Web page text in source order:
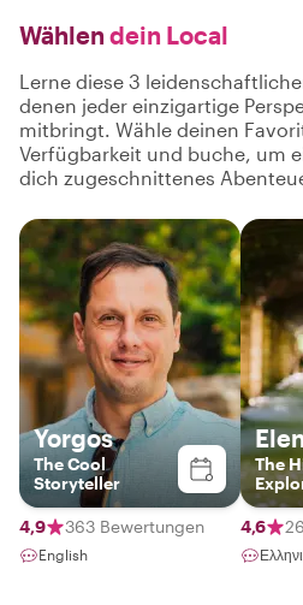
Wählen dein Local
Lerne diese 3
denen jeder einzigartige
mitbringt. Wähle deinen
Verfügbarkeit und buche, um
dich zugeschnittenes
Yorgos
The Cool
Storyteller
4,9 363 Bewertungen
English
The
4,6